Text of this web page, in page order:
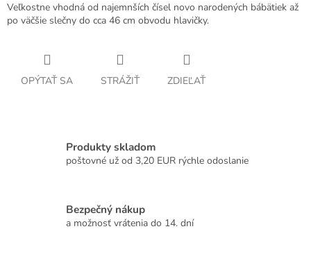
Veľkostne vhodná od najemnších čísel novo narodených bábätiek až
po väčšie slečny do cca 46 cm obvodu hlavičky.
OPÝTAŤ SA STRÁŽIŤ ZDIEĽAŤ
Produkty skladom
poštovné už od 3,20 EUR rýchle odoslanie
Bezpečný nákup
a možnosť vrátenia do 14. dní